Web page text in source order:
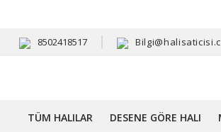
8502418517
TÜM HALILAR DESENE GÖRE HALI